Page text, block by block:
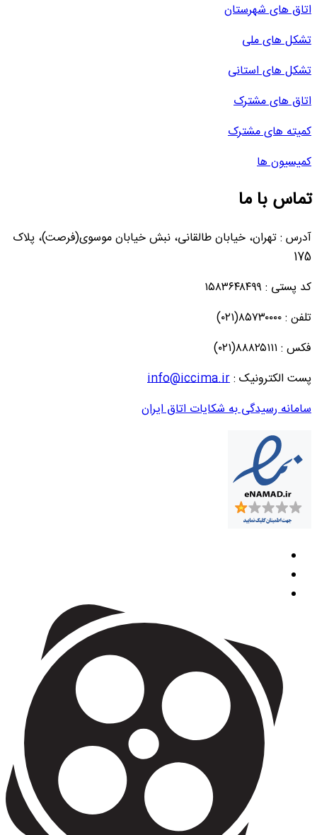
اتاق های شهرستان
تشکل های ملی
تشکل های استانی
اتاق های مشترک
کمیته های مشترک
کمیسیون ها
تماس با ما
آدرس : تهران، خیابان طالقانی، نبش خیابان موسوی(فرصت)، پلاک
175
کد پستی : ۱۵۸۳۶۴۸۴۹۹
تلفن : ۸۵۷۳۰۰۰۰(۰۲۱)
فکس : ۸۸۸۲۵۱۱۱(۰۲۱)
پست الکترونیک :info@iccima.ir
سامانه رسیدگی به شکایات اتاق ایران